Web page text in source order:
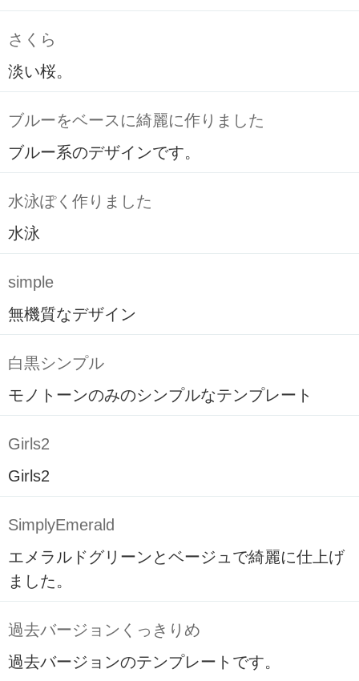
さくら
淡い桜。
ブルーをベースに綺麗に作りました
ブルー系のデザインです。
水泳ぽく作りました
水泳
simple
無機質なデザイン
白黒シンプル
モノトーンのみのシンプルなテンプレート
Girls2
Girls2
SimplyEmerald
エメラルドグリーンとベージュで綺麗に仕上げ
ました。
過去バージョンくっきりめ
過去バージョンのテンプレートです。